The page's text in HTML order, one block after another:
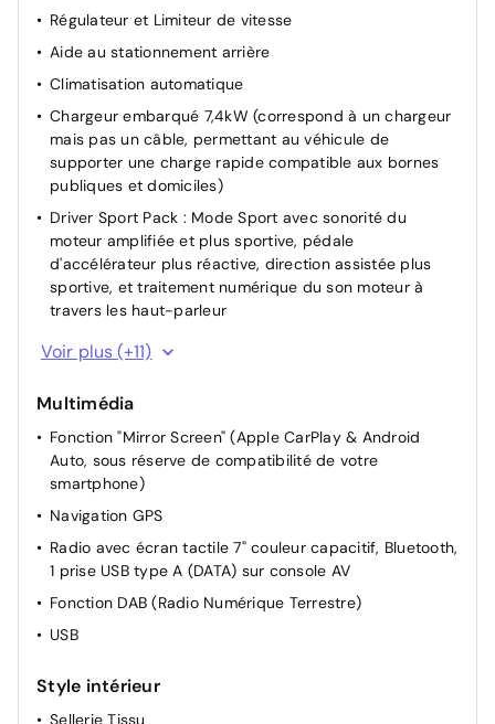
Régulateur et Limiteur de vitesse
Aide au stationnement arrière
Climatisation automatique
Chargeur embarqué 7,4kW (correspond à un chargeur
mais pas un câble, permettant au véhicule de
supporter une charge rapide compatible aux bornes
publiques et domiciles)
Driver Sport Pack : Mode Sport avec sonorité du
moteur amplifiée et plus sportive, pédale
d'accélérateur plus réactive, direction assistée plus
sportive, et traitement numérique du son moteur à
travers les haut-parleur
Rétroviseurs extérieurs rabattables électriquement
Rétroviseurs extérieurs électriques et dégivrants
Démarrage mains libres
Siège conducteur avec réglage manuel en hauteur
Retroviseur interieur jour-nuit
Lève vitres AV électriques et séquentiels
Câble de recharge rapide à domicile (22 kW) ou sur
Câble de recharge pour prise domestique
Voir plus (+11)
Multimédia
Fonction "Mirror Screen" (Apple CarPlay & Android
Auto, sous réserve de compatibilité de votre
smartphone)
Navigation GPS
Radio avec écran tactile 7" couleur capacitif, Bluetooth,
1 prise USB type A (DATA) sur console AV
Fonction DAB (Radio Numérique Terrestre)
USB
Style intérieur
Sellerie Tissu